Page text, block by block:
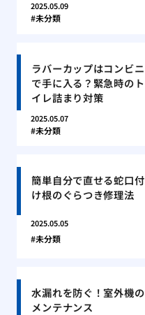
2025.05.09
未分類
ラバーカップはコンビニ
で手に入る？緊急時のト
イレ詰まり対策
2025.05.07
未分類
簡単自分で直せる蛇口付
け根のぐらつき修理法
2025.05.05
未分類
水漏れを防ぐ！室外機の
メンテナンス